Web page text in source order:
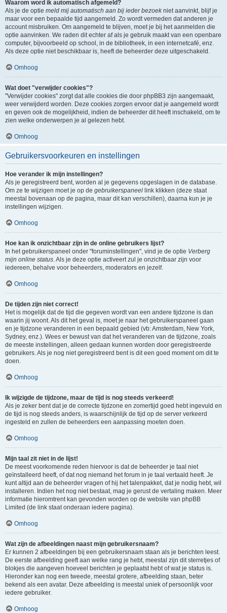
Waarom word ik automatisch afgemeld?
Als je de optie meld mij automatisch aan bij ieder bezoekniet aanvinkt, blijf je
maar voor een bepaalde tijd aangemeld. Zo wordt vermeden dat anderen je
account misbruiken. Om aangemeld te blijven, moet je bij het aanmelden die
optie aanvinken. We raden dit echter af als je gebruik maakt van een openbare
computer, bijvoorbeeld op school, in de bibliotheek, in een internetcafé, enz.
Als deze optie niet beschikbaar is, heeft de beheerder deze uitgeschakeld.
Omhoog
Wat doet "verwijder cookies"?
"Verwijder cookies" zorgt dat alle cookies die door phpBB3 zijn aangemaakt,
weer verwijderd worden. Deze cookies zorgen ervoor dat je aangemeld wordt
en geven ook de mogelijkheid, indien de beheerder dit heeft inschakeld, om te
zien welke onderwerpen je al gelezen hebt.
Omhoog
Gebruikersvoorkeuren en instellingen
Hoe verander ik mijn instellingen?
Als je geregistreerd bent, worden al je gegevens opgeslagen in de database.
Om ze te wijzigen moet je op de gebruikerspaneel link klikken (deze staat
meestal bovenaan op de pagina, maar dit kan verschillen), daarna kun je je
instellingen wijzigen.
Omhoog
Hoe kan ik onzichtbaar zijn in de online gebruikers lijst?
In het gebruikerspaneel onder "foruminstellingen", vind je de optie Verberg
mijn online status. Als je deze optie activeert zul je onzichtbaar zijn voor
iedereen, behalve voor beheerders, moderators en jezelf.
Omhoog
De tijden zijn niet correct!
Het is mogelijk dat de tijd die gegeven wordt van een andere tijdzone is dan
waarin jij woont. Als dit het geval is, moet je naar het gebruikerspaneel gaan
en je tijdzone veranderen in een bepaald gebied (vb: Amsterdam, New York,
Sydney, enz.). Wees er bewust van dat het veranderen van de tijdzone, zoals
de meeste instellingen, alleen gedaan kunnen worden door geregistreerde
gebruikers. Als je nog niet geregistreerd bent is dit een goed moment om dit te
doen.
Omhoog
Ik wijzigde de tijdzone, maar de tijd is nog steeds verkeerd!
Als je zeker bent dat je de correcte tijdzone en zomertijd goed hebt ingevuld en
de tijd is nog steeds anders, is waarschijnlijk de tijd op de server verkeerd
ingesteld en zullen de beheerders een aanpassing moeten doen.
Omhoog
Mijn taal zit niet in de lijst!
De meest voorkomende reden hiervoor is dat de beheerder je taal niet
geïnstalleerd heeft, of dat nog niemand het forum in je taal vertaald heeft. Je
kunt altijd aan de beheerder vragen of hij het talenpakket, dat je nodig hebt, wil
installeren. Indien het nog niet bestaat, mag je gerust de vertaling maken. Meer
informatie hieromtrent kan gevonden worden op de website van phpBB
Limited (de link staat onderaan iedere pagina).
Omhoog
Wat zijn de afbeeldingen naast mijn gebruikersnaam?
Er kunnen 2 afbeeldingen bij een gebruikersnaam staan als je berichten leest.
De eerste afbeelding geeft aan welke rang je hebt, meestal zijn dit sterretjes of
blokjes die aangeven hoeveel berichten je geplaatst hebt of wat je status is.
Hieronder kan nog een tweede, meestal grotere, afbeelding staan, beter
bekend als een avatar. Deze afbeelding is meestal uniek of persoonlijk voor
iedere gebruiker.
Omhoog